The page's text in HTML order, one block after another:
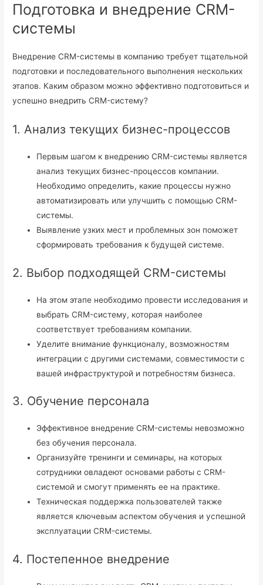
Подготовка и внедрение CRM-
системы
Внедрение CRM-системы в компанию требует тщательной
подготовки и последовательного выполнения нескольких
этапов. Каким образом можно эффективно подготовиться и
успешно внедрить CRM-систему?
1. Анализ текущих бизнес-процессов
Первым шагом к внедрению CRM-системы является
анализ текущих бизнес-процессов компании.
Необходимо определить, какие процессы нужно
автоматизировать или улучшить с помощью CRM-
системы.
Выявление узких мест и проблемных зон поможет
сформировать требования к будущей системе.
2. Выбор подходящей CRM-системы
На этом этапе необходимо провести исследования и
выбрать CRM-систему, которая наиболее
соответствует требованиям компании.
Уделите внимание функционалу, возможностям
интеграции с другими системами, совместимости с
вашей инфраструктурой и потребностям бизнеса.
3. Обучение персонала
Эффективное внедрение CRM-системы невозможно
без обучения персонала.
Организуйте тренинги и семинары, на которых
сотрудники овладеют основами работы с CRM-
системой и смогут применять ее на практике.
Техническая поддержка пользователей также
является ключевым аспектом обучения и успешной
эксплуатации CRM-системы.
4. Постепенное внедрение